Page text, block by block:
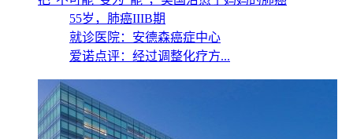
55岁， 肺癌IIIB期
就诊医院：安德森癌症中心
爱诺点评：经过调整化疗方...